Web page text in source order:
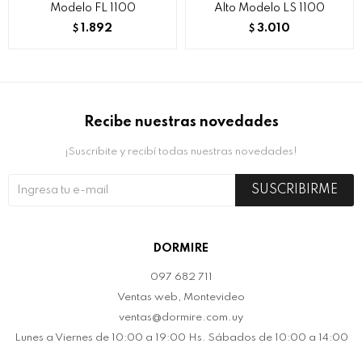
Modelo FL 1100
$ 1.892
Alto Modelo LS 1100
$ 3.010
DORMIRE
097 682 711
Ventas web, Montevideo
ventas@dormire.com.uy
Lunes a Viernes de 10:00 a 19:00 Hs. Sábados de 10:00 a 14:00
Recibe nuestras novedades
¡Suscribite y recibí todas nuestras novedades!
SUSCRIBIRME